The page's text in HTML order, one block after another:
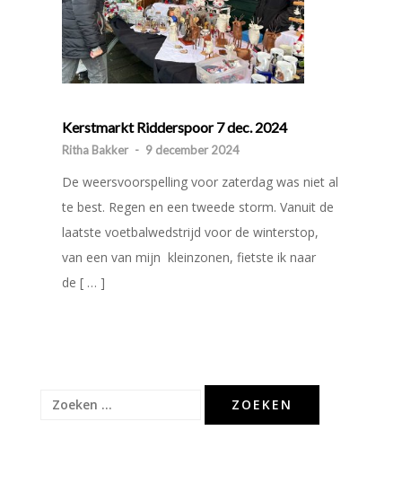
Kerstmarkt Ridderspoor 7 dec. 2024
Ritha Bakker - 9 december 2024
De weersvoorspelling voor zaterdag was niet al
te best. Regen en een tweede storm. Vanuit de
laatste voetbalwedstrijd voor de winterstop,
van een van mijn kleinzonen, fietste ik naar
de [ … ]
Zoeken